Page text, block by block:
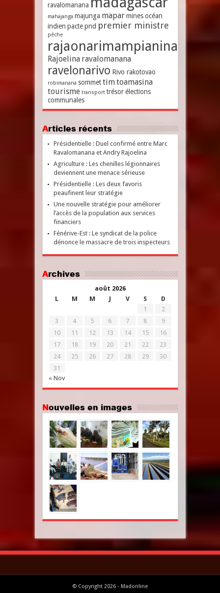
ravalomanana
mahajanga majunga mapar mines océan
indien pacte pnd premier ministre
pêche
rajaonarimampianina
Rajoelina ravalomanana
ravelonarivo Rivo rakotovao
robimanana sommet timtoamasina
tourisme transport trésor élections
communales
Articles récents
Présidentielle : Duel confirmé entre Marc
Ravalomanana et Andry Rajoelina
Agriculture : Les chenilles légionnaires
deviennent une menace sérieuse
Présidentielle : Les deux favoris
peaufinent leur stratégie
Une nouvelle stratégie pour améliorer
l’accès de la population aux services
financiers
Fénérive-Est : Le syndicat de la police
dénonce le massacre de trois inspecteurs
Archives
août 2026
L
M M J V S D
« Nov
1
2
3
4 5 6 7 8
9
10
11 12 13 14 15
16
17
18 19 20 21 22
23
24
25 26 27 28 29
30
31
Nouvelles en images
© Copyright 2026 - Madonline